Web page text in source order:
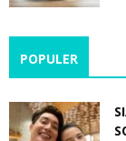
POPULER